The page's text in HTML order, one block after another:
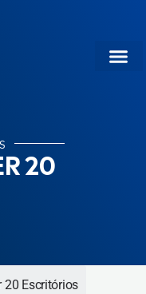
20
20 Escritórios